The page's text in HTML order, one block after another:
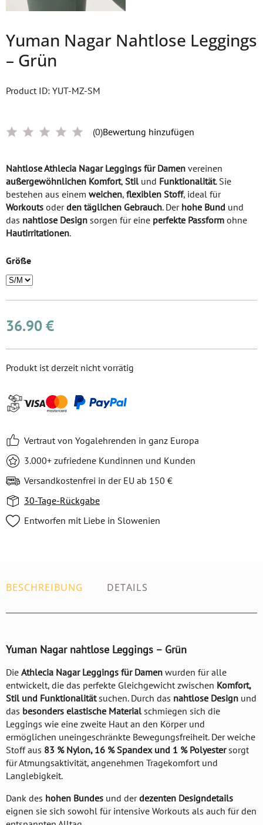
Yuman Nagar Nahtlose Leggings
– Grün
Product ID: YUT-MZ-SM
(0)Bewertung hinzufügen
Nahtlose Athlecia Nagar Leggings für Damen vereinen
außergewöhnlichen Komfort, Stilund Funktionalität. Sie
bestehen aus einem weichen, flexiblen Stoff, ideal für
Workouts oderden täglichen Gebrauch. Der hohe Bund und
das nahtlose Design sorgen für eine perfekte Passform ohne
Hautirritationen.
Größe
36.90 €
Produkt ist derzeit nicht vorrätig
Vertraut von Yogalehrenden in ganz Europa
3.000+ zufriedene Kundinnen und Kunden
Versandkostenfrei in der EU ab 150 €
30-Tage-Rückgabe
Entworfen mit Liebe in Slowenien
BESCHREIBUNG DETAILS
Yuman Nagar nahtlose Leggings – Grün
Die Athlecia Nagar Leggings für Damen wurden für alle
entwickelt, die das perfekte Gleichgewicht zwischen Komfort,
Stil und Funktionalitätsuchen. Durch das nahtlose Design und
das besonders elastische Materialschmiegen sich die
Leggings wie eine zweite Haut an den Körper und
ermöglichen uneingeschränkte Bewegungsfreiheit. Der weiche
Stoff aus 83 % Nylon, 16 % Spandex und 1 % Polyestersorgt
für Atmungsaktivität, angenehmen Tragekomfort und
Langlebigkeit.
Dank des hohen Bundes und derdezenten Designdetails
eignen sie sich sowohl für intensive Workouts als auch für den